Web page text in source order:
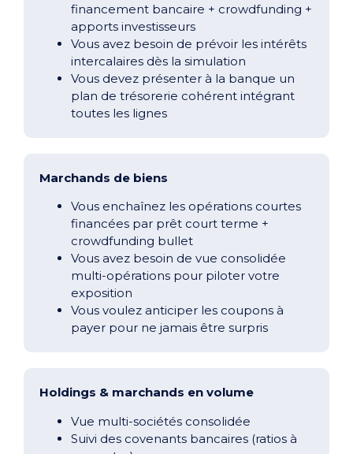
financement bancaire + crowdfunding +
apports investisseurs
Vous avez besoin de prévoir les intérêts
intercalaires dès la simulation
Vous devez présenter à la banque un
plan de trésorerie cohérent intégrant
toutes les lignes
Marchands de biens
Vous enchaînez les opérations courtes
financées par prêt court terme +
crowdfunding bullet
Vous avez besoin de vue consolidée
multi-opérations pour piloter votre
exposition
Vous voulez anticiper les coupons à
payer pour ne jamais être surpris
Holdings & marchands en volume
Vue multi-sociétés consolidée
Suivi des covenants bancaires (ratios à